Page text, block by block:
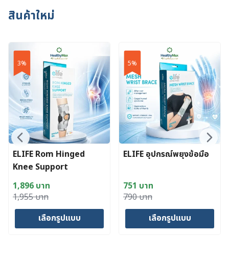
สินค้าใหม่
3%
ELIFE Rom Hinged
Knee Support
MKNNP94
1,955บาท
Original
price
1,896 บาท
Current
price
เลือกรูปแบบ
5%
ELIFE อุปกรณ์พยุงข้อมือ
790บาท
Original
price
751 บาท
Current
price
เลือกรูปแบบ